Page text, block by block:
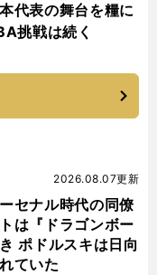
代表の舞台を糧に
挑戦は続く
セナル時代の同僚
は『ドラゴンボー
ポドルスキは日向
ていた
2026.08.07更新